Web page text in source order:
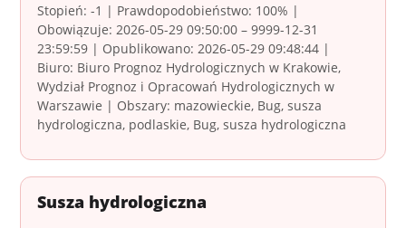
Stopień: -1 | Prawdopodobieństwo: 100% |
Obowiązuje: 2026-05-29 09:50:00 – 9999-12-31
23:59:59 | Opublikowano: 2026-05-29 09:48:44 |
Biuro: Biuro Prognoz Hydrologicznych w Krakowie,
Wydział Prognoz i Opracowań Hydrologicznych w
Warszawie | Obszary: mazowieckie, Bug, susza
hydrologiczna, podlaskie, Bug, susza hydrologiczna
Susza hydrologiczna